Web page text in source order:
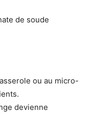
de soude
ou au micro-
devienne